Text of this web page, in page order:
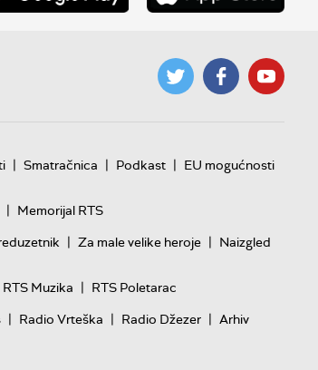
| Smatračnica | Podkast | EU mogućnosti
| Memorijal RTS
| Za male velike heroje | Naizgled
RTS Muzika | RTS Poletarac
| Radio Vrteška | Radio Džezer | Arhiv